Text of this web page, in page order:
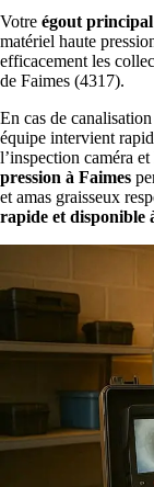
Votre égout
matériel haute
efficacement les
de Faimes (4317).
En cas de
équipe intervient
l’inspection caméra
pression à Faimes
et amas graisseux
rapide et disponible